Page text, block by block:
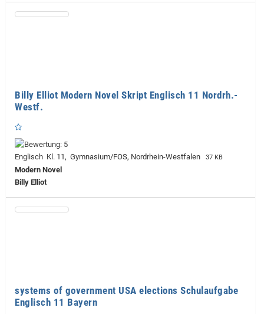
Billy Elliot Modern Novel Skript Englisch 11 Nordrh.-
Westf.
Englisch Kl. 11, Gymnasium/FOS, Nordrhein-Westfalen 37 KB
Modern Novel
Billy Elliot
systems of government USA elections Schulaufgabe
Englisch 11 Bayern